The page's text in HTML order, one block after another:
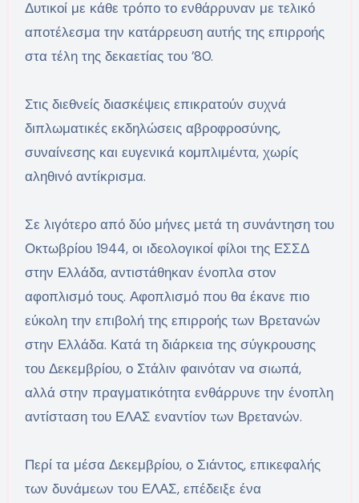
Δυτικοί με κάθε τρόπο το ενθάρρυναν με τελικό
αποτέλεσμα την κατάρρευση αυτής της επιρροής
στα τέλη της δεκαετίας του ’80.
Στις διεθνείς διασκέψεις επικρατούν συχνά
διπλωματικές εκδηλώσεις αβροφροσύνης,
συναίνεσης και ευγενικά κομπλιμέντα, χωρίς
αληθινό αντίκρισμα.
Σε λιγότερο από δύο μήνες μετά τη συνάντηση του
Οκτωβρίου 1944, οι ιδεολογικοί φίλοι της ΕΣΣΔ
στην Ελλάδα, αντιστάθηκαν ένοπλα στον
αφοπλισμό τους. Αφοπλισμό που θα έκανε πιο
εύκολη την επιβολή της επιρροής των Βρετανών
στην Ελλάδα. Κατά τη διάρκεια της σύγκρουσης
του Δεκεμβρίου, ο Στάλιν φαινόταν να σιωπά,
αλλά στην πραγματικότητα ενθάρρυνε την ένοπλη
αντίσταση του ΕΛΑΣ εναντίον των Βρετανών.
Περί τα μέσα Δεκεμβρίου, ο Σιάντος, επικεφαλής
των δυνάμεων του ΕΛΑΣ, επέδειξε ένα